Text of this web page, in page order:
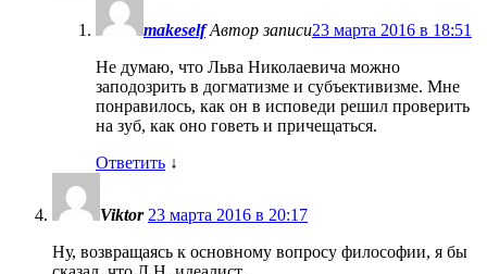
makeself Автор записи23 марта 2016 в 18:51
Не думаю, что Льва Николаевича можно
заподозрить в догматизме и субъективизме. Мне
понравилось, как он в исповеди решил проверить
на зуб, как оно говеть и причещаться.
Ответить ↓
Viktor 23 марта 2016 в 20:17
Ну, возвращаясь к основному вопросу философии, я бы